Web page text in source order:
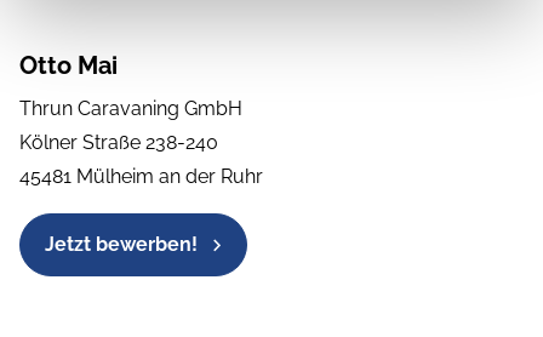
Otto Mai
Thrun Caravaning GmbH
Kölner Straße 238-240
45481 Mülheim an der Ruhr
Jetzt bewerben!